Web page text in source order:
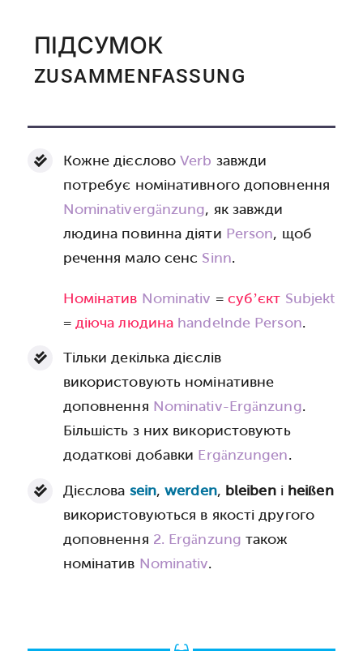
ПІДСУМОК
ZUSAMMENFASSUNG
Кожне дієсловоVerb завжди
потребує номінативного доповнення
Nominativergänzung, як завжди
людина повинна діяти Person, щоб
речення мало сенс Sinn.
Номінатив Nominativ = суб’єкт Subjekt
= діюча людина handelnde Person.
Тільки декілька дієслів
використовують номінативне
доповнення Nominativ-Ergänzung.
Більшість з них використовують
додаткові добавки Ergänzungen.
Дієслова sein,werden, bleibenі heißen
використовуються в якості другого
доповнення 2. Ergänzung також
номінатив Nominativ.